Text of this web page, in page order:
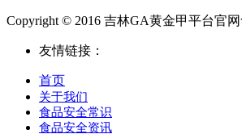
Copyright © 2016 吉林GA黄金甲平台官
友情链接：
首页
关于我们
食品安全常识
食品安全资讯